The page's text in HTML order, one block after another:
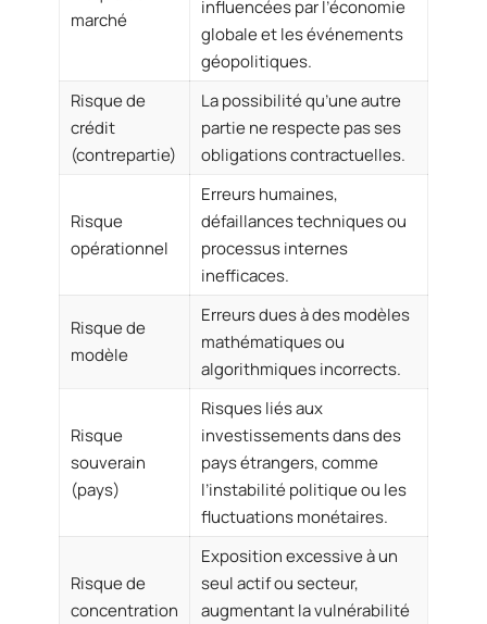
marché
influencées par l’économie
globale et les événements
géopolitiques.
Risque de
crédit
(contrepartie)
La possibilité qu’une autre
partie ne respecte pas ses
obligations contractuelles.
Risque
opérationnel
Erreurs humaines,
défaillances techniques ou
processus internes
inefficaces.
Risque de
modèle
Erreurs dues à des modèles
mathématiques ou
algorithmiques incorrects.
Risque
souverain
(pays)
Risques liés aux
investissements dans des
pays étrangers, comme
l’instabilité politique ou les
fluctuations monétaires.
Risque de
concentration
Exposition excessive à un
seul actif ou secteur,
augmentant la vulnérabilité